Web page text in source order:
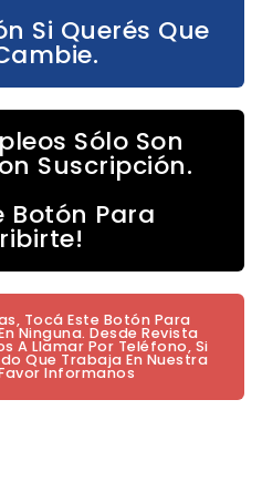
Si Querés Que
Sólo Son
Suscripción.
Botón Para
Tocá Este Botón Para
Ninguna. Desde Revista
A Llamar Por Teléfono, Si
Que Trabaja En Nuestra
Informanos